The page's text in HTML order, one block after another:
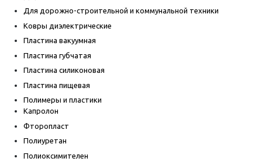
Для дорожно-строительной и коммунальной техники
Ковры диэлектрические
Пластина вакуумная
Пластина губчатая
Пластина силиконовая
Пластина пищевая
Полимеры и пластики
Капролон
Фторопласт
Полиуретан
Полиоксимителен